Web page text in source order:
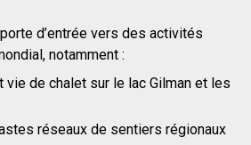
d’entrée vers des activités
notamment :
vie de chalet sur le lac Gilman et les
réseaux de sentiers régionaux